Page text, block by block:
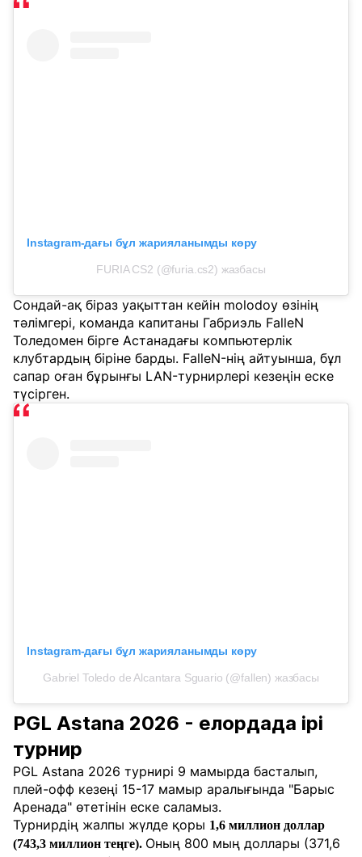
Instagram-дағы бұл жарияланымды көру
FURIA CS2 (@furia.cs2) жазбасы
Сондай-ақ біраз уақыттан кейін molodoy өзінің
тәлімгері, команда капитаны Габриэль FalleN
Толедомен бірге Астанадағы компьютерлік
клубтардың біріне барды. FalleN-нің айтуынша, бұл
сапар оған бұрынғы LAN-турнирлері кезеңін еске
түсірген.
Instagram-дағы бұл жарияланымды көру
Gabriel Toledo de Alcantara Sguario (@fallen) жазбасы
PGL Astana 2026 - елордада ірі
турнир
PGL Astana 2026 турнирі 9 мамырда басталып,
плей-офф кезеңі 15-17 мамыр аралығында "Барыс
Аренада" өтетінін еске саламыз.
Турнирдің жалпы жүлде қоры 1,6 миллион доллар
(743,3 миллион теңге). Оның 800 мың доллары (371,6